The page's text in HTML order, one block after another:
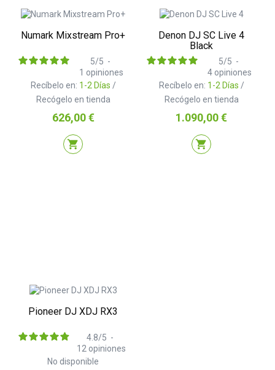
Numark Mixstream Pro+
Recíbelo en: 1-2 Días /
Recógelo en tienda
5/5 -
1 opiniones
Precio
626,00 €
shopping_cart
Denon DJ SC Live 4
Black
Recíbelo en: 1-2 Días /
Recógelo en tienda
5/5 -
4 opiniones
Precio
1.090,00 €
shopping_cart
Pioneer DJ XDJ RX3
No disponible
4.8/5 -
12 opiniones